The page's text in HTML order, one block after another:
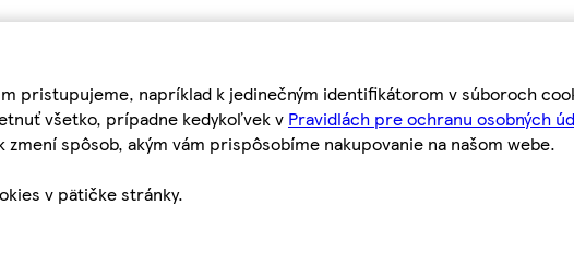
pristupujeme, napríklad k jedinečným identifikátorom v súboroch
všetko, prípadne kedykoľvek v Pravidlách pre ochranu osobných
spôsob, akým vám prispôsobíme nakupovanie na našom webe.
v pätičke stránky.